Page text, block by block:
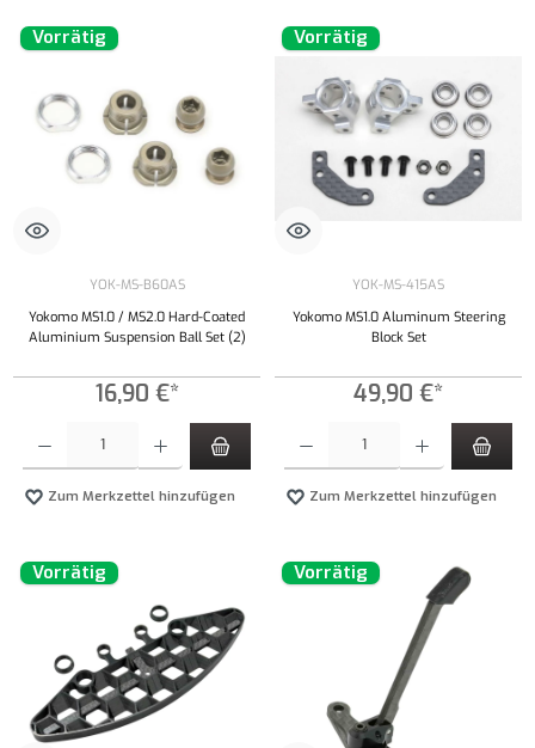
Vorrätig
YOK-MS-B60AS
Yokomo MS1.0 / MS2.0 Hard-Coated
Aluminium Suspension Ball Set (2)
16,90 €*
Zum Merkzettel hinzufügen
Vorrätig
YOK-MS-415AS
Yokomo MS1.0 Aluminum Steering
Block Set
49,90 €*
Zum Merkzettel hinzufügen
Vorrätig Vorrätig